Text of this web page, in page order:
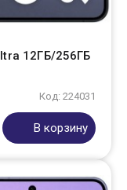
12ГБ/256ГБ
Код: 224031
В корзину